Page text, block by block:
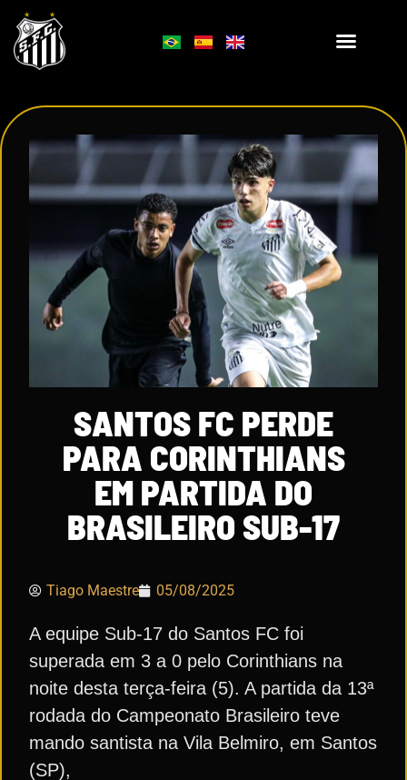
SANTOS FC PERDE
PARA CORINTHIANS
EM PARTIDA DO
BRASILEIRO SUB-17
Tiago Maestre 05/08/2025
A equipe Sub-17 do Santos FC foi
superada em 3 a 0 pelo Corinthians na
noite desta terça-feira (5). A partida da 13ª
rodada do Campeonato Brasileiro teve
mando santista na Vila Belmiro, em Santos
(SP),